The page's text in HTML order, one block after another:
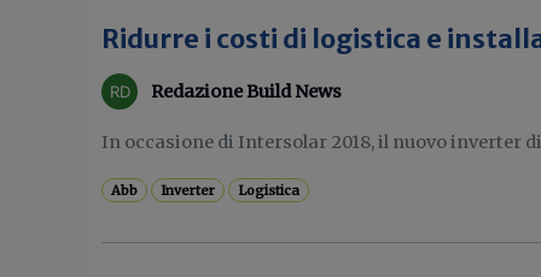
Ridurre i costi di logistica e
Redazione Build News
In occasione di Intersolar 2018, il nuovo inverter
Abb Inverter Logistica